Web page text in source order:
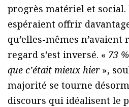
progrès matériel et social.
espéraient offrir
qu’elles-mêmes
regard s’est inversé. « 73
que c’était mieux hier »,
majorité se tourne
discours qui idéalisent le